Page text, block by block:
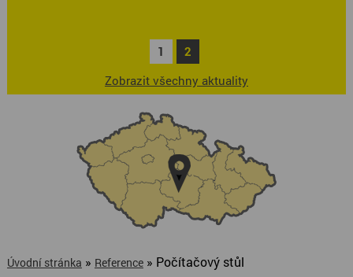
1
2
Zobrazit všechny aktuality
Úvodní stránka » Reference» Počítačový stůl